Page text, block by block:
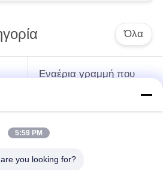
Όλα
Εναέρια γραμμή που
συστροφής
5:59 PM
you looking for?